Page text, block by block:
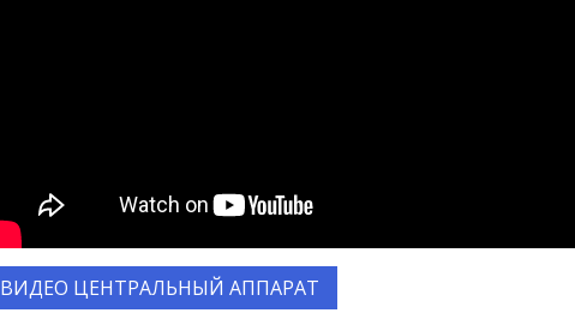
ВИДЕО ЦЕНТРАЛЬНЫЙ АППАРАТ